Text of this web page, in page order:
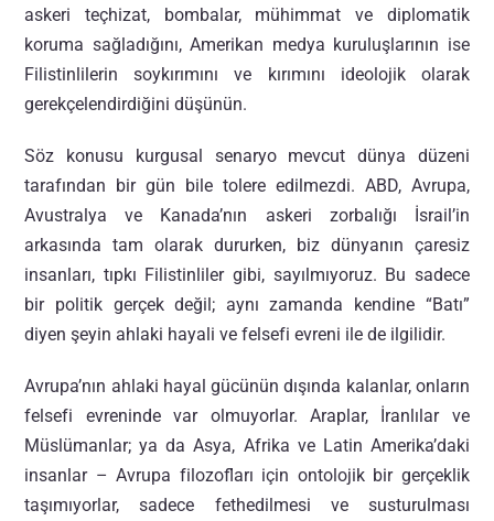
askeri teçhizat, bombalar, mühimmat ve diplomatik
koruma sağladığını, Amerikan medya kuruluşlarının ise
Filistinlilerin soykırımını ve kırımını ideolojik olarak
gerekçelendirdiğini düşünün.
Söz konusu kurgusal senaryo mevcut dünya düzeni
tarafından bir gün bile tolere edilmezdi. ABD, Avrupa,
Avustralya ve Kanada’nın askeri zorbalığı İsrail’in
arkasında tam olarak dururken, biz dünyanın çaresiz
insanları, tıpkı Filistinliler gibi, sayılmıyoruz. Bu sadece
bir politik gerçek değil; aynı zamanda kendine “Batı”
diyen şeyin ahlaki hayali ve felsefi evreni ile de ilgilidir.
Avrupa’nın ahlaki hayal gücünün dışında kalanlar, onların
felsefi evreninde var olmuyorlar. Araplar, İranlılar ve
Müslümanlar; ya da Asya, Afrika ve Latin Amerika’daki
insanlar – Avrupa filozofları için ontolojik bir gerçeklik
taşımıyorlar, sadece fethedilmesi ve susturulması